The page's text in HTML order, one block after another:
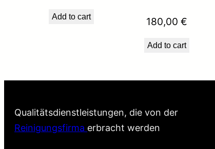
Add to cart 180,00€
Add to cart
Qualitätsdienstleistungen, die von der
Reinigungsfirma erbracht werden